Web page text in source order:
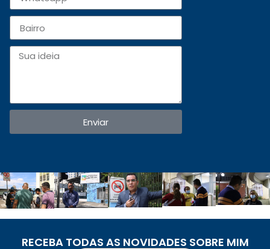
Enviar
RECEBA TODAS AS NOVIDADES SOBRE MIM